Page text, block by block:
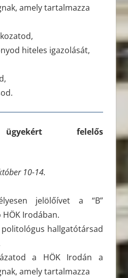
amely tartalmazza
hiteles igazolását,
felelős
10-14.
jelölőívet a “B”
Irodában.
politológus hallgatótársad
a HÖK Irodán a
amely tartalmazza